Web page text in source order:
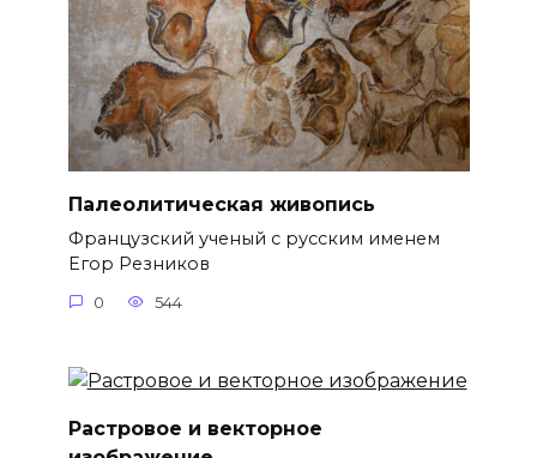
Палеолитическая живопись
Французский ученый с русским именем
Егор Резников
0 544
Растровое и векторное